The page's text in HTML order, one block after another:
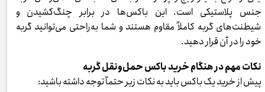
جنس پلاستیکی است. این باکس‌ها در برابر چنگ‌کشیدن و
شیطنت‌های گربه کاملاً مقاوم هستند و شما به‌راحتی می‌توانید گربه
خود را در آن قرار دهید.
نکات مهم در هنگام خرید باکس حمل‌ونقل گربه
پیش از خرید یک باکس باید به نکات زیر حتماً توجه داشته باشید: